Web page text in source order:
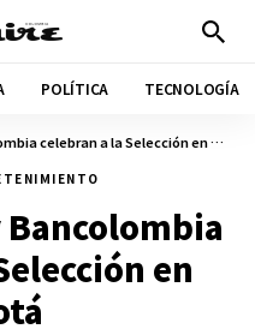
POLÍTICA TECNOLOGÍA
celebran a la Selección en Bogotá
en